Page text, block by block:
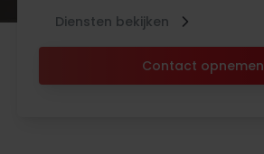
Contact opnemen
Diensten bekijken